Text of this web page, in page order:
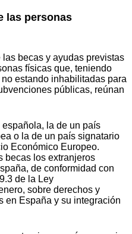
las personas
becas y ayudas previstas
físicas que, teniendo
estando inhabilitadas para
públicas, reúnan
la de un país
o la de un país signatario
Económico Europeo.
becas los extranjeros
de conformidad con
de la Ley
sobre derechos y
en España y su integración